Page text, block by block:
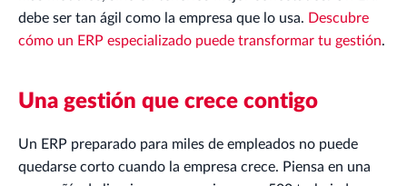
debe ser tan ágil como la empresa que lo usa. Descubre
cómo un ERP especializado puede transformar tu gestión.
Una gestión que crece contigo
Un ERP preparado para miles de empleados no puede
quedarse corto cuando la empresa crece. Piensa en una